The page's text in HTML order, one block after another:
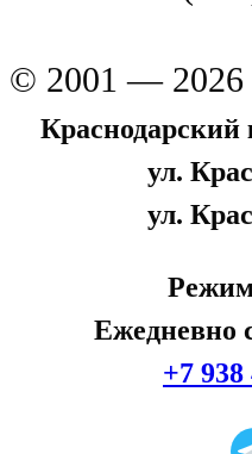
© 2001 — 2026
Краснодарский
ул.
ул.
Ежедневно
+7 938